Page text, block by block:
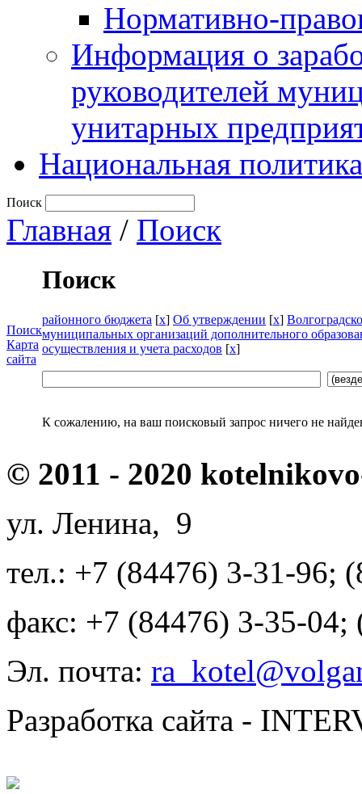
Нормативно-
Информация о
руководителей
унитарных
Национальная политика
Поиск
Главная / Поиск
Поиск
Карта
сайта
Поиск
районного бюджета [x] Об утверждении [x]
муниципальных организаций дополнительного
осуществления и учета расходов [x]
К сожалению, на ваш поисковый запрос ничего не
© 2011 - 2020
ул. Ленина, 9
тел.: +7 (84476) 3-31-96;
факс: +7 (84476) 3-35-04;
Эл. почта:
Разработка сайта -